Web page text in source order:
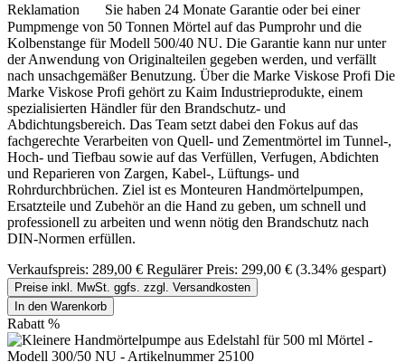
Reklamation Sie haben 24 Monate Garantie oder bei einer
Pumpmenge von 50 Tonnen Mörtel auf das Pumprohr und die
Kolbenstange für Modell 500/40 NU. Die Garantie kann nur unter
der Anwendung von Originalteilen gegeben werden, und verfällt
nach unsachgemäßer Benutzung. Über die Marke Viskose Profi Die
Marke Viskose Profi gehört zu Kaim Industrieprodukte, einem
spezialisierten Händler für den Brandschutz- und
Abdichtungsbereich. Das Team setzt dabei den Fokus auf das
fachgerechte Verarbeiten von Quell- und Zementmörtel im Tunnel-,
Hoch- und Tiefbau sowie auf das Verfüllen, Verfugen, Abdichten
und Reparieren von Zargen, Kabel-, Lüftungs- und
Rohrdurchbrüchen. Ziel ist es Monteuren Handmörtelpumpen,
Ersatzteile und Zubehör an die Hand zu geben, um schnell und
professionell zu arbeiten und wenn nötig den Brandschutz nach
DIN-Normen erfüllen.
Verkaufspreis: 289,00 € Regulärer Preis: 299,00 € (3.34% gespart)
Preise inkl. MwSt. ggfs. zzgl. Versandkosten
In den Warenkorb
Rabatt %